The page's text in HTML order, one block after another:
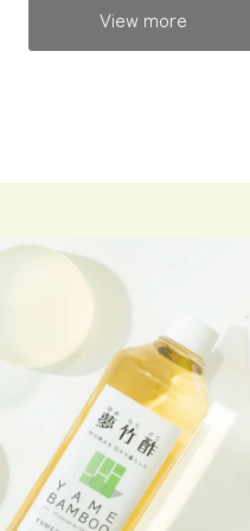
View more